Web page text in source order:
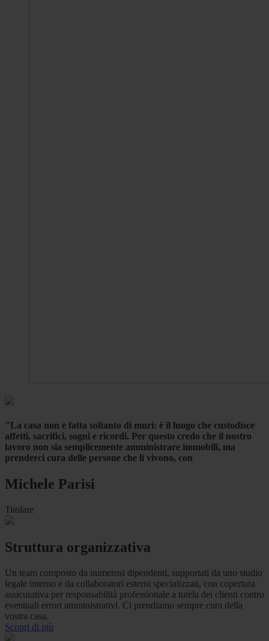
"La casa non è fatta soltanto di muri: è il luogo che custodisce
affetti, sacrifici, sogni e ricordi. Per questo credo che il nostro
lavoro non sia semplicemente amministrare immobili, ma
prenderci cura delle persone che li vivono, con
Michele Parisi
Titolare
Struttura organizzativa
Un team composto da numerosi dipendenti, supportati da uno studio
legale interno e da collaboratori esterni specializzati, con copertura
assicurativa per responsabilità professionale a tutela dei clienti contro
eventuali errori amministrativi. Ci prendiamo sempre cura della
vostra casa.
Scopri di più